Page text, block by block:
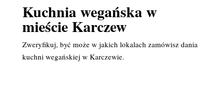
Kuchnia wegańska w
mieście Karczew
Zweryfikuj, być może w jakich lokalach zamówisz dania
kuchni wegańskiej w Karczewie.